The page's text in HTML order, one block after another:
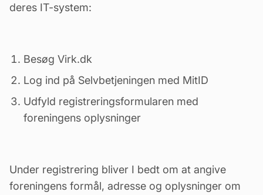
deres IT-system:
Besøg Virk.dk
Log ind på Selvbetjeningen med MitID
Udfyld registreringsformularen med
foreningens oplysninger
Under registrering bliver I bedt om at angive
foreningens formål, adresse og oplysninger om